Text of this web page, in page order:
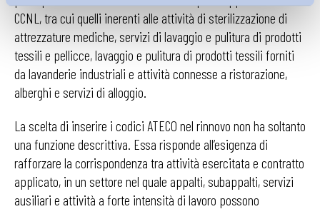
CCNL, tra cui quelli inerenti alle attività di sterilizzazione di
attrezzature mediche, servizi di lavaggio e pulitura di prodotti
tessili e pellicce, lavaggio e pulitura di prodotti tessili forniti
da lavanderie industriali e attività connesse a ristorazione,
alberghi e servizi di alloggio.
La scelta di inserire i codici ATECO nel rinnovo non ha soltanto
una funzione descrittiva. Essa risponde all’esigenza di
rafforzare la corrispondenza tra attività esercitata e contratto
applicato, in un settore nel quale appalti, subappalti, servizi
ausiliari e attività a forte intensità di lavoro possono